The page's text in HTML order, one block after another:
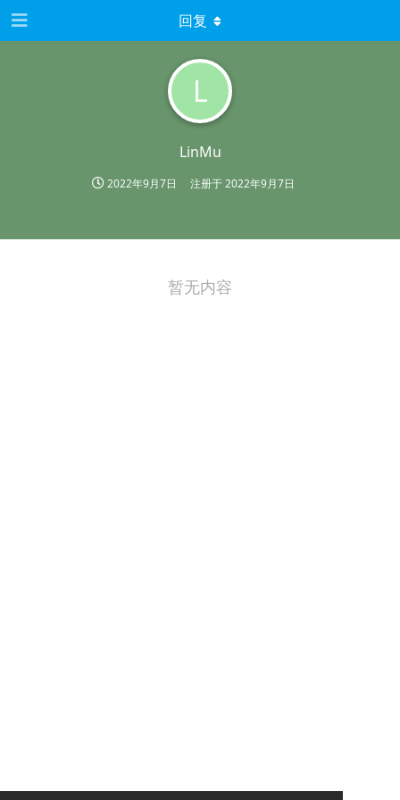
L
LinMu
2022年9月7日 注册于2022年9月7日
回复
暂无内容